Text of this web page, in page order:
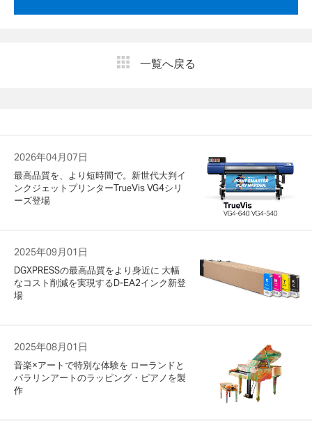
一覧へ戻る
2026年04月07日
最高品質を、より短時間で。新世代大判イ
ンクジェットプリンターTrueVis VG4シリ
ーズ登場
2025年09月01日
DGXPRESSの最高品質をより身近に 大幅
なコスト削減を実現するD-EA2インク新登
場
2025年08月01日
音楽×アートで特別な体験を ローランドと
パラリンアートのラッピング・ピアノを製
作